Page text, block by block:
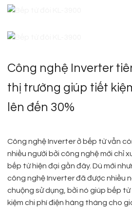
Công nghệ Inverter
thị trường giúp tiết
lên đến 30%
Công nghệ Inverter ở bếp từ vẫn
nhiều người bởi công nghệ mới chỉ
bếp từ hiện đại gần đây. Dù mới
công nghệ Inverter đã được nhiều
chuộng sử dụng, bởi nó giúp bếp
kiệm chi phí điện hàng tháng cho